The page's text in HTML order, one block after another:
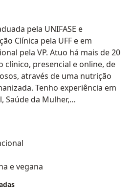
pela UNIFASE e
Clínica pela UFF e em
pela VP. Atuo há mais de 20
clínico, presencial e online, de
através de uma nutrição
Tenho experiência em
Saúde da Mulher,
Introdução
saúde e qualidade de vida
gentil, auxiliando na boa
e vegana